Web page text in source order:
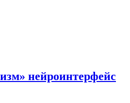
нейроинтерфейс